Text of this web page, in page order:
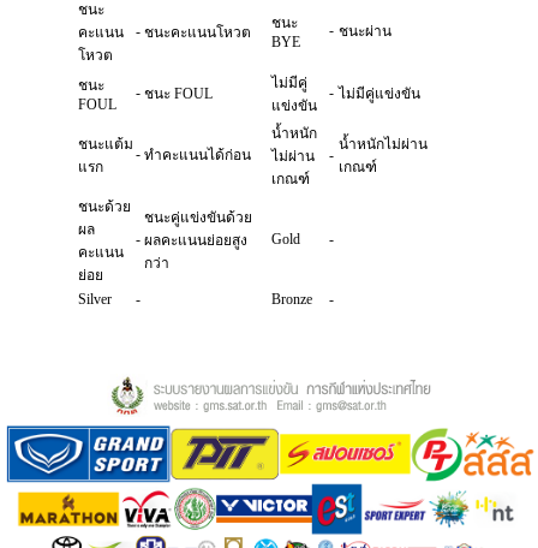
ชนะ
คะแนน
โหวต
- ชนะคะแนนโหวต
ชนะ
BYE
- ชนะผ่าน
ชนะ
FOUL
- ชนะ FOUL
ไม่มีคู่
แข่งขัน
- ไม่มีคู่แข่งขัน
ชนะแต้ม
แรก
- ทำคะแนนได้ก่อน
น้ำหนัก
ไม่ผ่าน
เกณฑ์
-
น้ำหนักไม่ผ่าน
เกณฑ์
ชนะด้วย
ผล
คะแนน
ย่อย
-
ชนะคู่แข่งขันด้วย
ผลคะแนนย่อยสูง
กว่า
Gold -
Silver - Bronze -